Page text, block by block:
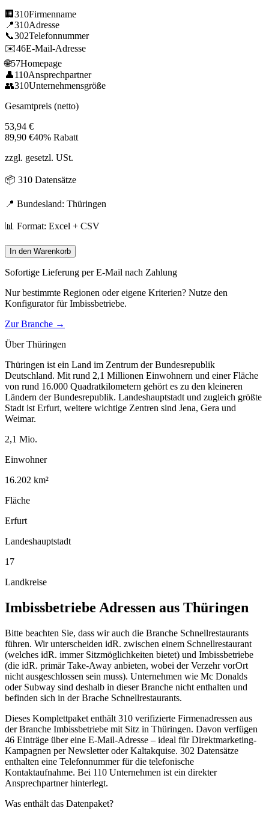
🏢 310Firmenname
📍310Adresse
📞302Telefonnummer
✉️46E-Mail-Adresse
🌐57Homepage
👤110Ansprechpartner
👥310Unternehmensgröße
Gesamtpreis (netto)
53,94 €
89,90 €40% Rabatt
zzgl. gesetzl. USt.
📦 310 Datensätze
📍 Bundesland: Thüringen
📊 Format: Excel + CSV
In den Warenkorb
Sofortige Lieferung per E-Mail nach Zahlung
Nur bestimmte Regionen oder eigene Kriterien? Nutze den
Konfigurator fürImbissbetriebe.
Zur Branche →
ÜberThüringen
Thüringen ist ein Land im Zentrum der Bundesrepublik
Deutschland. Mit rund 2,1 Millionen Einwohnern und einer Fläche
von rund 16.000 Quadratkilometern gehört es zu den kleineren
Ländern der Bundesrepublik. Landeshauptstadt und zugleich größte
Stadt ist Erfurt, weitere wichtige Zentren sind Jena, Gera und
Weimar.
2,1 Mio.
Einwohner
16.202 km²
Fläche
Erfurt
Landeshauptstadt
17
Landkreise
Imbissbetriebe Adressen aus Thüringen
Bitte beachten Sie, dass wir auch die Branche Schnellrestaurants
führen. Wir unterscheiden idR. zwischen einem Schnellrestaurant
(welches idR. immer Sitzmöglichkeiten bietet) und Imbissbetriebe
(die idR. primär Take-Away anbieten, wobei der Verzehr vorOrt
nicht ausgeschlossen sein muss). Unternehmen wie Mc Donalds
oder Subway sind deshalb in dieser Branche nicht enthalten und
befinden sich in der Brache Schnellrestaurants.
Dieses Komplettpaket enthält 310 verifizierte Firmenadressen aus
der Branche Imbissbetriebe mit Sitz in Thüringen. Davon verfügen
46 Einträge über eine E-Mail-Adresse – ideal für Direktmarketing-
Kampagnen per Newsletter oder Kaltakquise. 302 Datensätze
enthalten eine Telefonnummer für die telefonische
Kontaktaufnahme. Bei 110 Unternehmen ist ein direkter
Ansprechpartner hinterlegt.
Was enthält das Datenpaket?